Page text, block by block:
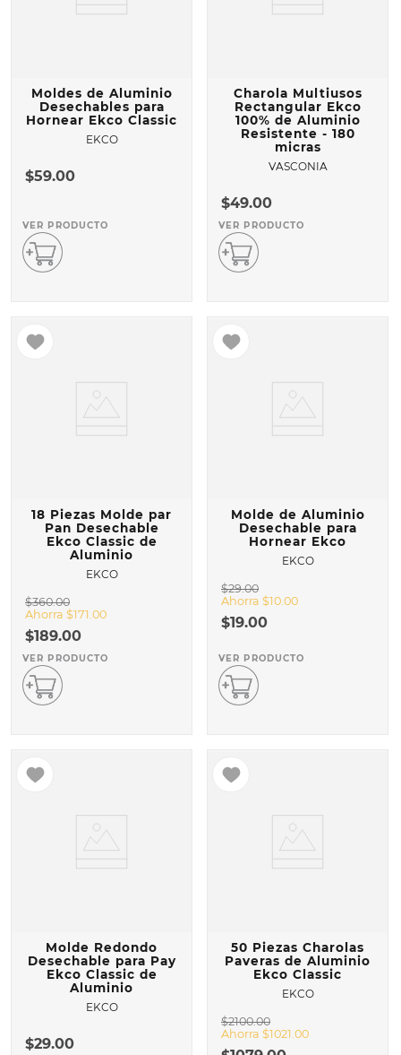
Moldes de Aluminio
Desechables para
Hornear Ekco Classic
EKCO
$59.00
VER PRODUCTO
Charola Multiusos
Rectangular Ekco
100% de Aluminio
Resistente - 180
micras
VASCONIA
$49.00
VER PRODUCTO
18 Piezas Molde par
Pan Desechable
Ekco Classic de
Aluminio
EKCO
$360.00
Ahorra $171.00
$189.00
VER PRODUCTO
Molde de Aluminio
Desechable para
Hornear Ekco
EKCO
$29.00
Ahorra $10.00
$19.00
VER PRODUCTO
Molde Redondo
Desechable para Pay
Ekco Classic de
Aluminio
EKCO
$29.00
50 Piezas Charolas
Paveras de Aluminio
Ekco Classic
EKCO
$2100.00
Ahorra $1021.00